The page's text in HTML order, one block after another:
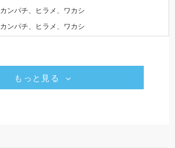
カンパチ、ヒラメ、ワカシ
カンパチ、ヒラメ、ワカシ
もっと見る